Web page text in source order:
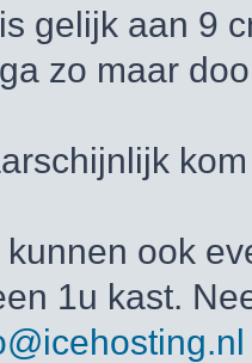
gelijk aan 9
zo maar
kunnen ook
1u kast.